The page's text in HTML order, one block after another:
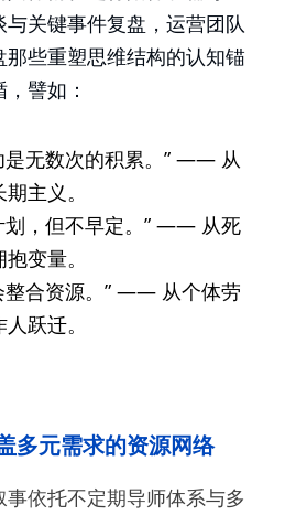
关键事件复盘，运营团队
些重塑思维结构的认知锚
譬如：
是无数次的积累。” —— 从
主义。
划，但不早定。” —— 从死
变量。
整合资源。” —— 从个体劳
跃迁。
多元需求的资源网络
依托不定期导师体系与多